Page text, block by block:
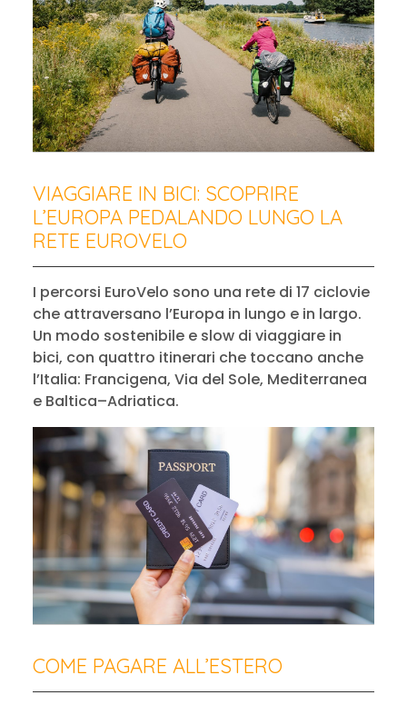
VIAGGIARE IN BICI: SCOPRIRE
L’EUROPA PEDALANDO LUNGO LA
RETE EUROVELO
I percorsi EuroVelo sono una rete di 17 ciclovie
che attraversano l’Europa in lungo e in largo.
Un modo sostenibile e slow di viaggiare in
bici, con quattro itinerari che toccano anche
l’Italia: Francigena, Via del Sole, Mediterranea
e Baltica–Adriatica.
COME PAGARE ALL’ESTERO